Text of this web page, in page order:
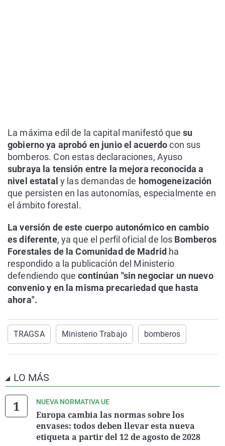
La máxima edil de la capital manifestó quesu
gobierno ya aprobó en junio el acuerdocon sus
bomberos. Con estas declaraciones, Ayuso
subraya la tensión entre la mejora reconocida a
nivel estatal y las demandas de homogeneización
que persisten en las autonomías, especialmente en
el ámbito forestal.
La versión de este cuerpo autonómico en cambio
es diferente, ya que el perfil oficial de los Bomberos
Forestales de la Comunidad de Madrid ha
respondido a la publicación del Ministerio
defendiendo quecontinúan "sin negociar un nuevo
convenio y en la misma precariedad que hasta
ahora".
TRAGSA Ministerio Trabajo bomberos
LO MÁS
NUEVA NORMATIVA UE
Europa cambia las normas sobre los
envases: todos deben llevar esta nueva
etiqueta a partir del 12 de agosto de 2028